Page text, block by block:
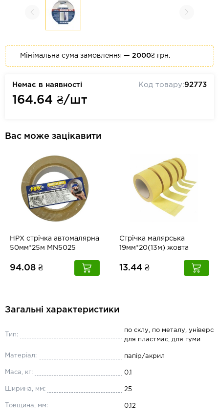
Мінімальна сума замовлення — 2000₴ грн.
Немає в наявності
164.64 ₴/шт
Код товару:92773
Вас може зацікавити
HPX стрічка автомалярна
50мм*25м MN5025
94.08 ₴
Стрічка малярська
19мм*20(13м) жовта
13.44 ₴
Загальні характеристики
Тип:
по склу, по металу,
для пластмас, для гуми
Матеріал: папір/акрил
Маса, кг: 0.1
Ширина, мм: 25
Товщина, мм: 0.12